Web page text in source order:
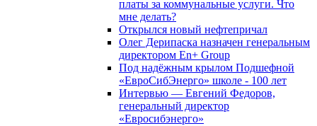
платы за коммунальные услуги. Что
мне делать?
Открылся новый нефтепричал
Олег Дерипаска назначен генеральным
директором En+ Group
Под надёжным крылом Подшефной
«ЕвроСибЭнерго» школе - 100 лет
Интервью — Евгений Федоров,
генеральный директор
«Евросибэнерго»